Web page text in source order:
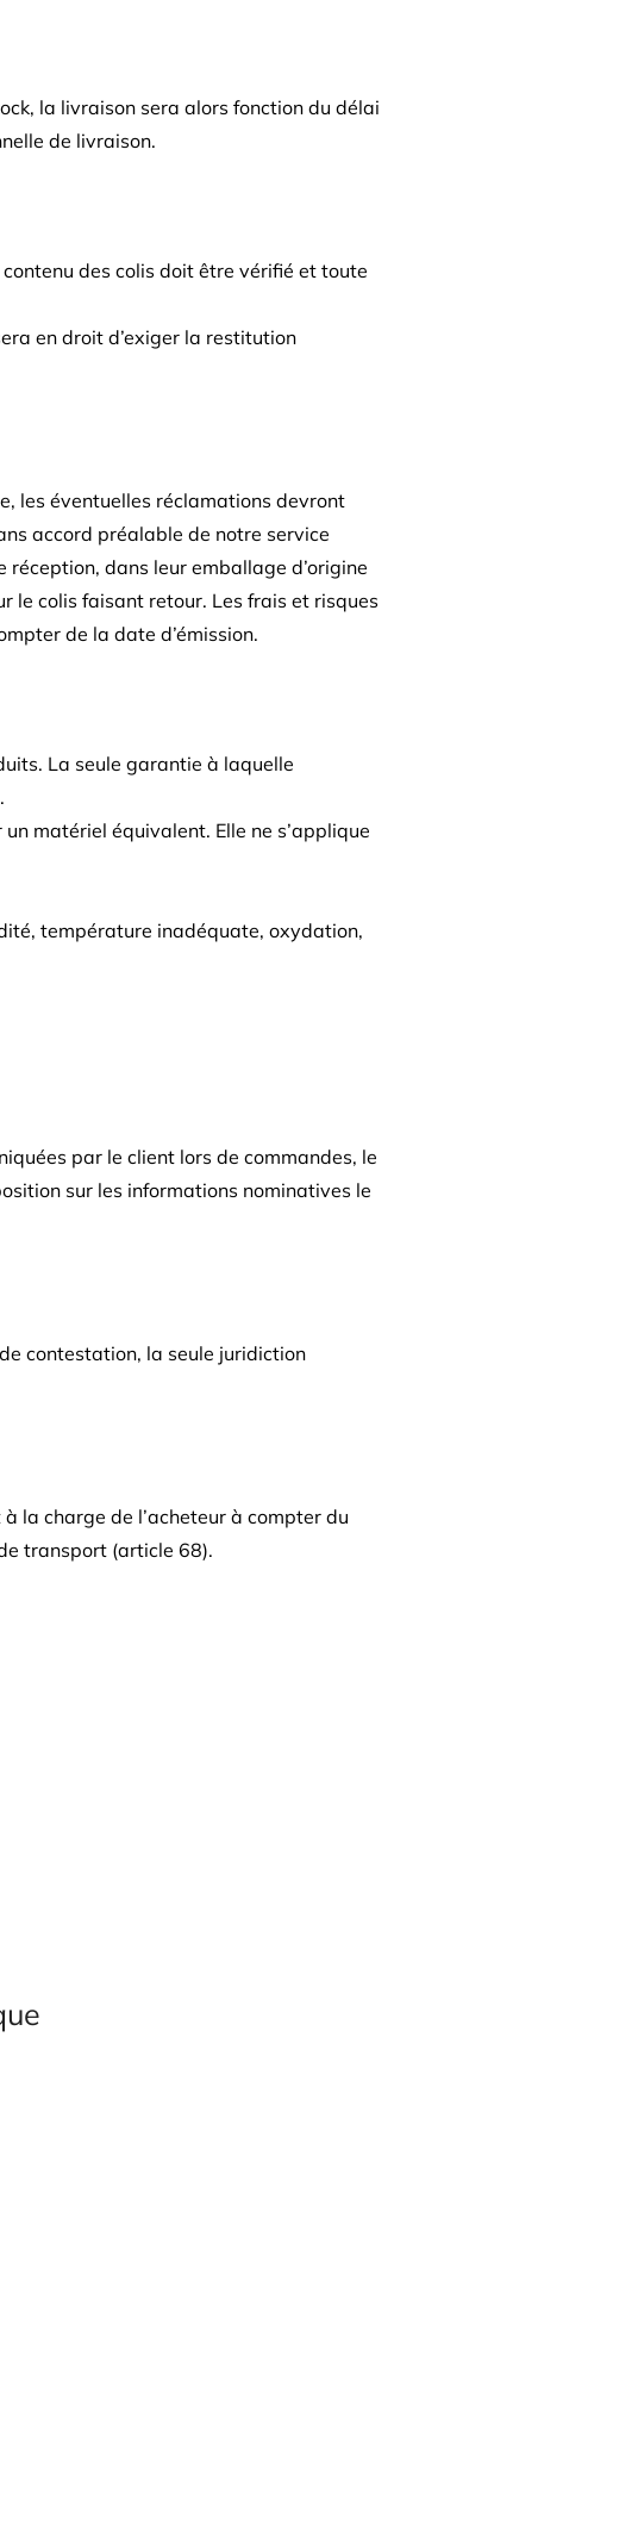
la livraison sera alors fonction du délai
de livraison.
des colis doit être vérifié et toute
en droit d’exiger la restitution
les éventuelles réclamations devront
accord préalable de notre service
dans leur emballage d’origine
le colis faisant retour. Les frais et risques
de la date d’émission.
La seule garantie à laquelle
matériel équivalent. Elle ne s’applique
température inadéquate, oxydation,
par le client lors de commandes, le
sur les informations nominatives le
contestation, la seule juridiction
la charge de l’acheteur à compter du
transport (article 68).